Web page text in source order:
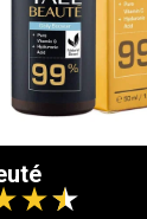
★★